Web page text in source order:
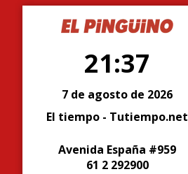
21:37
7 de agosto de 2026
El tiempo - Tutiempo.net
Avenida España #959
61 2 292900